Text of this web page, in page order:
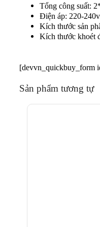
Tổng công suất:
Điện áp: 220-
Kích thước sản
Kích thước khoét
[devvn_quickbuy_form
Sản phẩm tương tự